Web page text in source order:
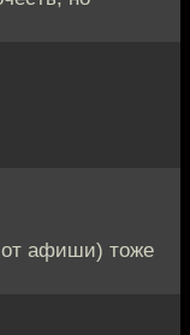
от афиши) тоже